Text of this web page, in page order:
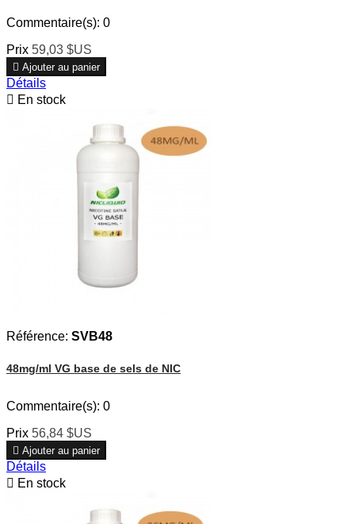
Commentaire(s): 0
Prix 59,03 $US
 Ajouter au panier
Détails
 En stock
Référence: SVB48
48mg/ml VG base de sels de NIC
Commentaire(s): 0
Prix 56,84 $US
 Ajouter au panier
Détails
 En stock